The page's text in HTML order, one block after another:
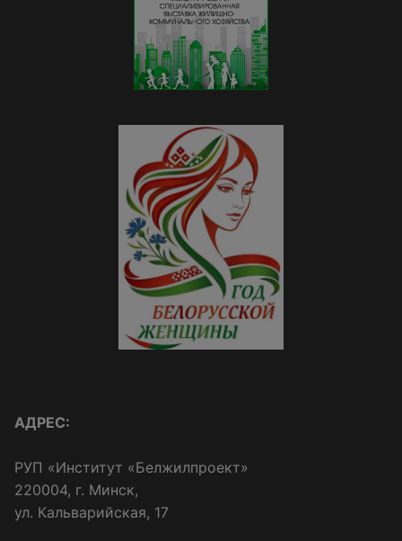
АДРЕС:
РУП «Институт «Белжилпроект»
220004, г. Минск,
ул. Кальварийская, 17